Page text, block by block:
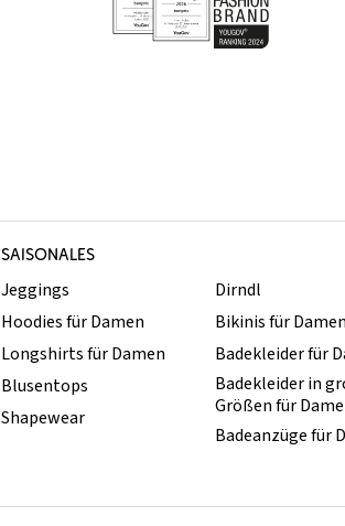
SAISONALES
Jeggings
Hoodies für Damen
Longshirts für Damen
Blusentops
Shapewear
Dirndl
Bikinis für Damen
Badekleider für
Badekleider in
Größen für
Badeanzüge für